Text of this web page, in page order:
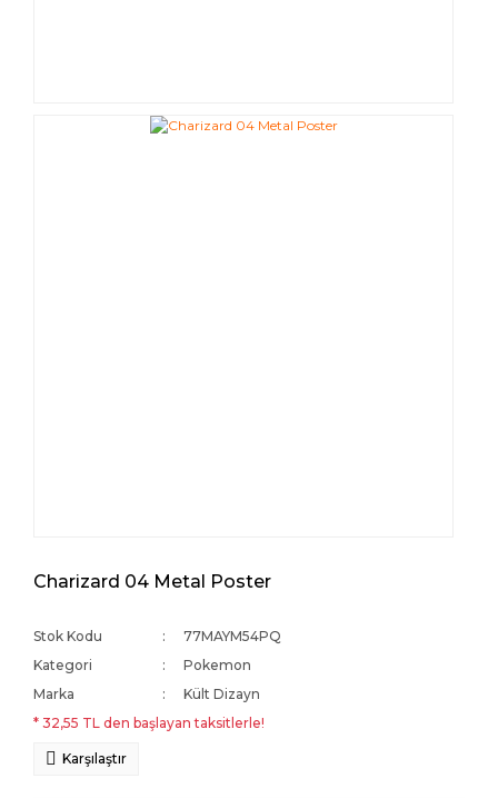
Charizard 04 Metal Poster
Stok Kodu
77MAYM54PQ
Kategori
Pokemon
Marka
Kült Dizayn
* 32,55 TL den başlayan taksitlerle!
Karşılaştır